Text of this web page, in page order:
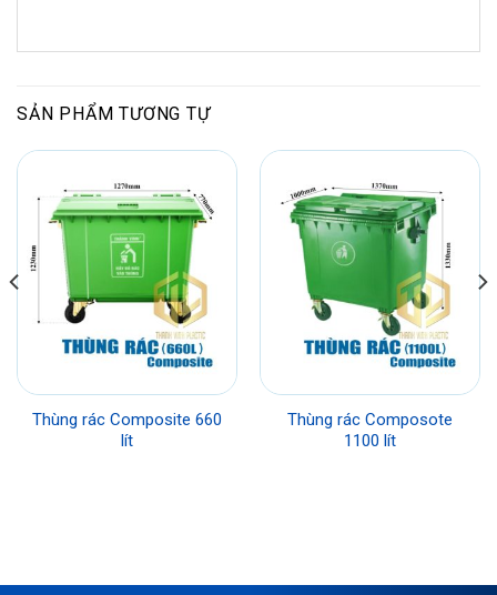
SẢN PHẨM TƯƠNG TỰ
Thùng rác Composite 660
lít
Thùng rác Composote
1100 lít